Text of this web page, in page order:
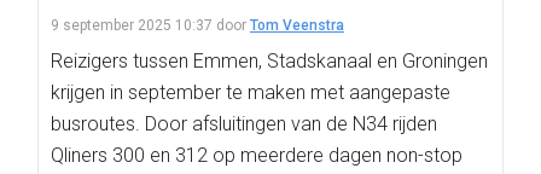
9 september 2025 10:37 door Tom Veenstra
Reizigers tussen Emmen, Stadskanaal en Groningen
krijgen in september te maken met aangepaste
busroutes. Door afsluitingen van de N34 rijden
Qliners 300 en 312 op meerdere dagen non-stop